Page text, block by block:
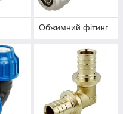
Обжимний фітинг